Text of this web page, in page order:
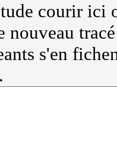
courir ici
nouveau
s'en